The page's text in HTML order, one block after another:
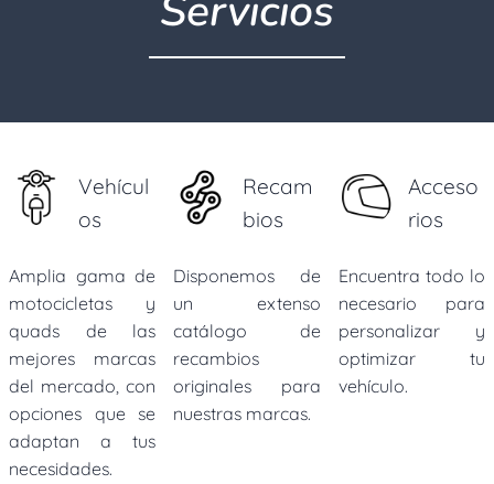
Vehícul
os
Amplia gama de
motocicletas y
quads de las
mejores marcas
del mercado, con
opciones que se
adaptan a tus
necesidades.
Recam
bios
Disponemos de
un extenso
catálogo de
recambios
originales para
nuestras marcas.
Acceso
rios
Encuentra todo lo
necesario para
personalizar y
optimizar tu
vehículo.